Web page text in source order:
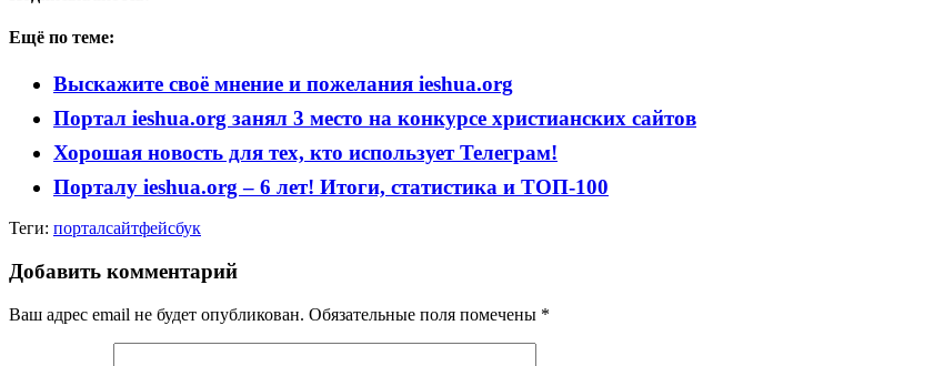
Ещё по теме:
Выскажите своё мнение и пожелания ieshua.org
Портал ieshua.org занял 3 место на конкурсе христианских сайтов
Хорошая новость для тех, кто использует Телеграм!
Порталу ieshua.org – 6 лет! Итоги, статистика и ТОП-100
Теги: порталсайтфейсбук
Добавить комментарий
Ваш адрес email не будет опубликован. Обязательные поля помечены *